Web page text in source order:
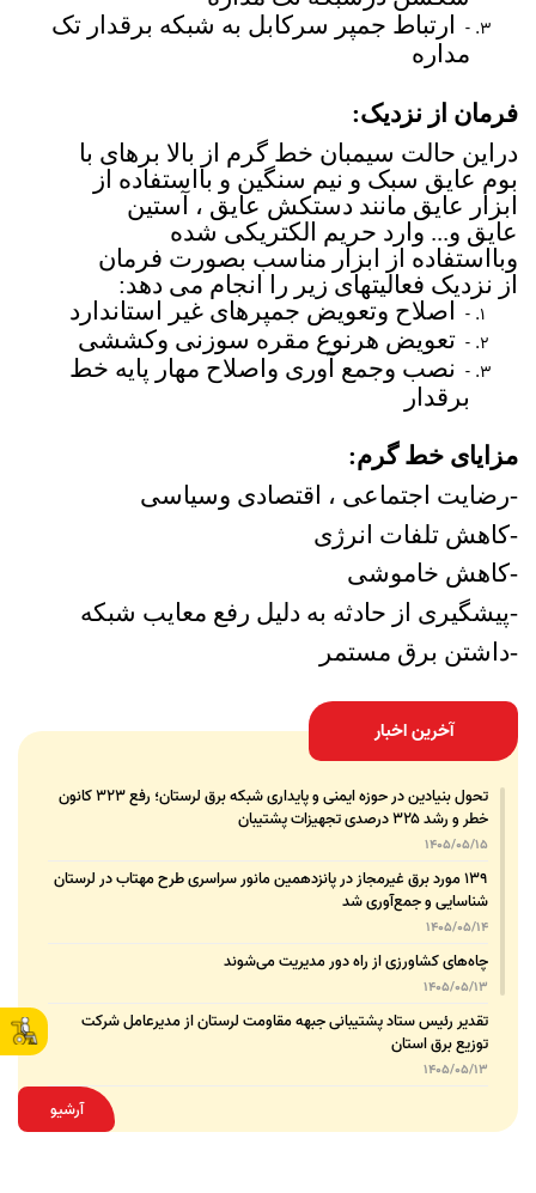
-
ارتباط جمپر سرکابل به شبکه برقدار تک
مداره
فرمان از نزدیک:
دراین حالت سیمبان خط گرم از بالا برهای با
بوم عایق سبک و نیم سنگین و بااستفاده از
ابزار عایق مانند دستکش عایق ، آستین
عایق و... وارد حریم الکتریکی شده
وبااستفاده از ابزار مناسب بصورت فرمان
از نزدیک فعالیتهای زیر را انجام می دهد:
- اصلاح وتعویض جمپرهای غیر استاندارد
- تعویض هرنوع مقره سوزنی وکششی
- نصب وجمع آوری واصلاح مهار پایه خط
برقدار
مزایای خط گرم:
-رضایت اجتماعی ، اقتصادی وسیاسی
-کاهش تلفات انرژی
-کاهش خاموشی
-پیشگیری از حادثه به دلیل رفع معایب شبکه
-داشتن برق مستمر
آخرین اخبار
تحول بنیادین در حوزه ایمنی و پایداری شبکه برق لرستان؛ رفع ۳۲۳ کانون
خطر و رشد ۳۲۵ درصدی تجهیزات پشتیبان
1405/05/15
۱۳۹ مورد برق غیرمجاز در پانزدهمین مانور سراسری طرح مهتاب در لرستان
شناسایی و جمع‌آوری شد
1405/05/14
چاه‌های کشاورزی از راه دور مدیریت می‌شوند
1405/05/13
تقدیر رئیس ستاد پشتیبانی جبهه مقاومت لرستان از مدیرعامل شرکت
توزیع برق استان
1405/05/13
قدردانی مسئول عتبات عالیات وزارت نیرو از مدیرعامل شرکت توزیع نیروی
برق استان لرستان
آرشیو